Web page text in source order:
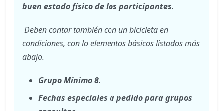
buen estado físico de los participantes.
Deben contar también con un bicicleta en
condiciones, con lo elementos básicos listados más
abajo.
Grupo Mínimo 8.
Fechas especiales a pedido para grupos